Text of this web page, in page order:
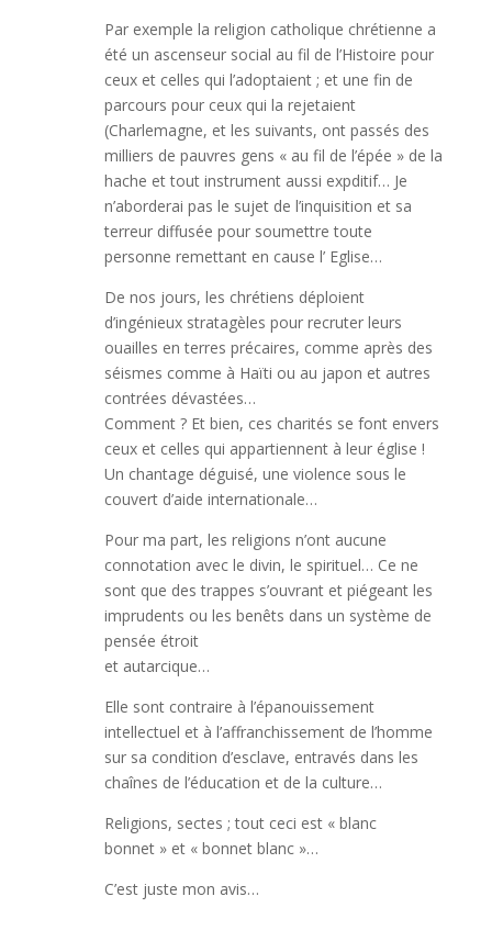
Par exemple la religion catholique chrétienne a
été un ascenseur social au fil de l’Histoire pour
ceux et celles qui l’adoptaient ; et une fin de
parcours pour ceux qui la rejetaient
(Charlemagne, et les suivants, ont passés des
milliers de pauvres gens « au fil de l’épée » de la
hache et tout instrument aussi expditif… Je
n’aborderai pas le sujet de l’inquisition et sa
terreur diffusée pour soumettre toute
personne remettant en cause l’ Eglise…
De nos jours, les chrétiens déploient
d’ingénieux stratagèles pour recruter leurs
ouailles en terres précaires, comme après des
séismes comme à Haïti ou au japon et autres
contrées dévastées…
Comment ? Et bien, ces charités se font envers
ceux et celles qui appartiennent à leur église !
Un chantage déguisé, une violence sous le
couvert d’aide internationale…
Pour ma part, les religions n’ont aucune
connotation avec le divin, le spirituel… Ce ne
sont que des trappes s’ouvrant et piégeant les
imprudents ou les benêts dans un système de
pensée étroit
et autarcique…
Elle sont contraire à l’épanouissement
intellectuel et à l’affranchissement de l’homme
sur sa condition d’esclave, entravés dans les
chaînes de l’éducation et de la culture…
Religions, sectes ; tout ceci est « blanc
bonnet » et « bonnet blanc »…
C’est juste mon avis…